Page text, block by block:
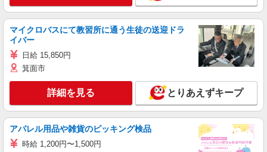
マイクロバスにて教習所に通う生徒の送迎ドラ
イバー
日給 15,850円
箕面市
詳細を見る とりあえずキープ
アパレル用品や雑貨のピッキング検品
時給 1,200円〜1,500円